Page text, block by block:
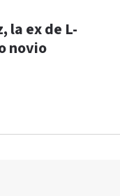
la ex de L-
novio